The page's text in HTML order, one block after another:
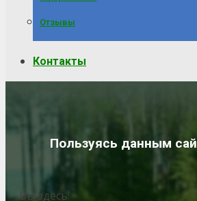
Отзывы
Контакты
Пользуясь данным
Вы здесь: